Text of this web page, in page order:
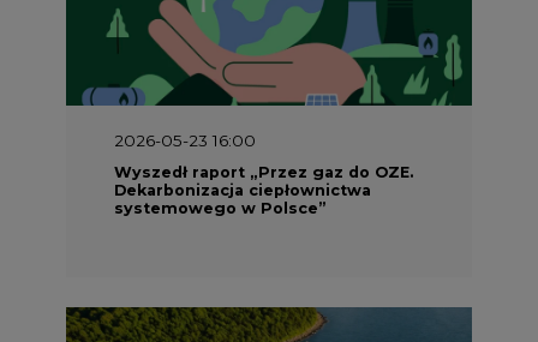
2026-05-23 16:00
Wyszedł raport „Przez gaz do OZE.
Dekarbonizacja ciepłownictwa
systemowego w Polsce”